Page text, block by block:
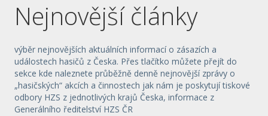
Nejnovější články
výběr nejnovějších aktuálních informací o zásazích a
událostech hasičů z Česka. Přes tlačítko můžete přejít do
sekce kde naleznete průběžně denně nejnovější zprávy o
„hasičských“ akcích a činnostech jak nám je poskytují tiskové
odbory HZS z jednotlivých krajů Česka, informace z
Generálního ředitelství HZS ČR